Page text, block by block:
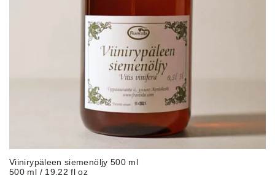
Viinirypäleen siemenöljy 500 ml
500 ml / 19.22 fl oz